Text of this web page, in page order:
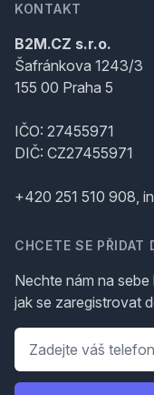
KONTAKT
B2M.CZ s.r.o.
Šafránkova 1243/3
155 00 Praha 5
IČO: 27455971
DIČ: CZ27455971
+420 251 510 908,
CHCETE SE PŘIDAT
Nechte nám na
jak se zaregistrovat
Telefon